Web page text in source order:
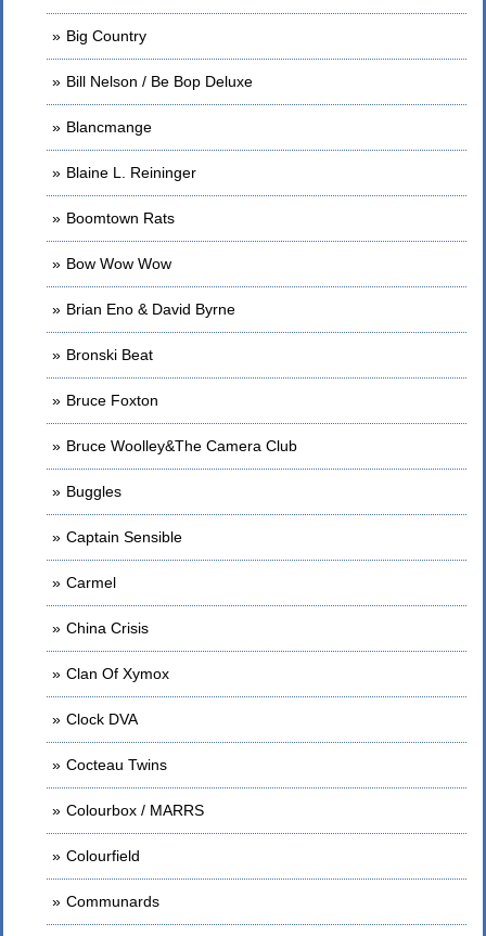
Big Country
Bill Nelson / Be Bop Deluxe
Blancmange
Blaine L. Reininger
Boomtown Rats
Bow Wow Wow
Brian Eno & David Byrne
Bronski Beat
Bruce Foxton
Bruce Woolley&The Camera Club
Buggles
Captain Sensible
Carmel
China Crisis
Clan Of Xymox
Clock DVA
Cocteau Twins
Colourbox / MARRS
Colourfield
Communards